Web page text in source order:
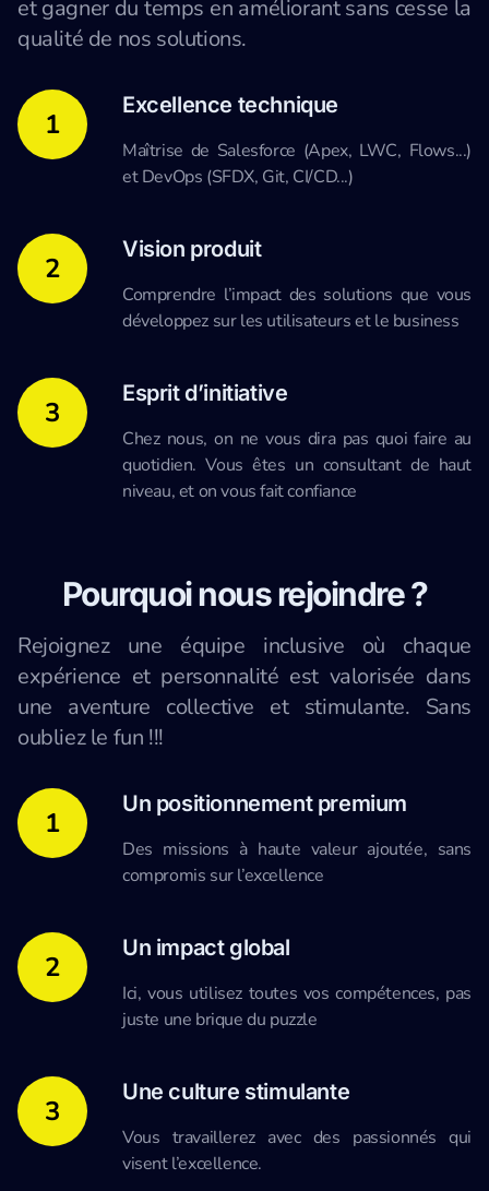
et gagner du temps en améliorant sans cesse la
qualité de nos solutions.
1
Excellence technique
Maîtrise de Salesforce (Apex, LWC, Flows...)
et DevOps (SFDX, Git, CI/CD...)
2
Vision produit
Comprendre l’impact des solutions que vous
développez sur les utilisateurs et le business
3
Esprit d’initiative
Chez nous, on ne vous dira pas quoi faire au
quotidien. Vous êtes un consultant de haut
niveau, et on vous fait confiance
Pourquoi nous rejoindre ?
Rejoignez une équipe inclusive où chaque
expérience et personnalité est valorisée dans
une aventure collective et stimulante. Sans
oubliez le fun !!!
1
Un positionnement premium
Des missions à haute valeur ajoutée, sans
compromis sur l’excellence
2
Un impact global
Ici, vous utilisez toutes vos compétences, pas
juste une brique du puzzle
3
Une culture stimulante
Vous travaillerez avec des passionnés qui
visent l’excellence.